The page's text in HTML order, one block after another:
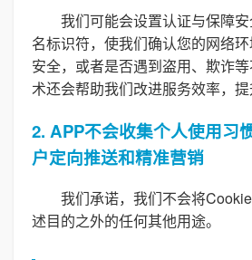
我们可能会设置认证与保障
名标识符，使我们确认您的网络
安全，或者是否遇到盗用、欺诈
术还会帮助我们改进服务效率，提
2. APP不会收集个人使用习
户定向推送和精准营销
我们承诺，我们不会将
述目的之外的任何其他用途。